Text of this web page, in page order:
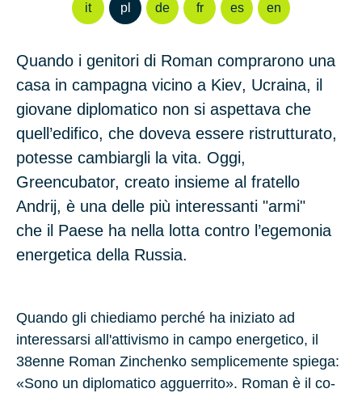
it pl de fr es en
Quando i genitori di Roman comprarono una
casa in campagna vicino a Kiev, Ucraina, il
giovane diplomatico non si aspettava che
quell’edifico, che doveva essere ristrutturato,
potesse cambiargli la vita. Oggi,
Greencubator, creato insieme al fratello
Andrij, è una delle più interessanti "armi"
che il Paese ha nella lotta contro l’egemonia
energetica della Russia.
Quando gli chiediamo perché ha iniziato ad
interessarsi all'attivismo in campo energetico, il
38enne Roman Zinchenko semplicemente spiega:
«Sono un diplomatico agguerrito». Roman è il co-